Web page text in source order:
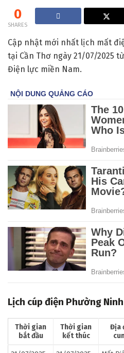
0
SHARES
Cập nhật mới nhất lịch mất
tại Cần Thơ ngày 21/07/2025
Điện lực miền Nam.
Lịch cúp điện Phường
Thời gian
bắt đầu
Thời gian
kết thúc
Địa